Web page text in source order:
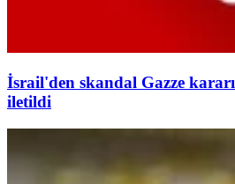
İsrail'den skandal Gazze
iletildi